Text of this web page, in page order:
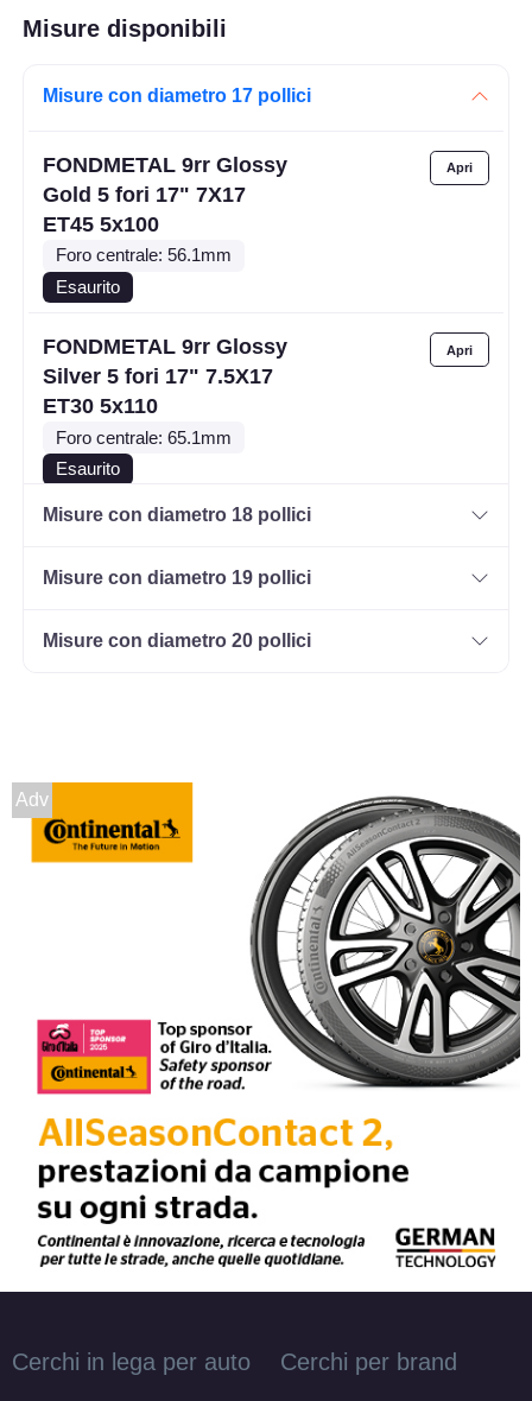
Misure disponibili
Misure con diametro 17 pollici
FONDMETAL 9rr Glossy
Gold 5 fori 17" 7X17
ET45 5x100
Foro centrale: 56.1mm
Esaurito
FONDMETAL 9rr Glossy
Silver 5 fori 17" 7.5X17
ET30 5x110
Foro centrale: 65.1mm
Esaurito
FONDMETAL 9rr Matt
ET30 5x110
Esaurito
Esaurito
FONDMETAL 9rr Glossy
Silver 5 fori 17" 7.5X17
Esaurito
FONDMETAL 9rr Glossy
ET30 5x98
Foro centrale: 58.1mm
Esaurito
FONDMETAL 9rr Glossy
Silver 5 fori 17" 7.5X17
Foro centrale: 72.5mm
Misure con diametro 18 pollici
Misure con diametro 19 pollici
Misure con diametro 20 pollici
Adv
Cerchi in lega per auto Cerchi per brand